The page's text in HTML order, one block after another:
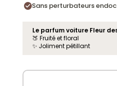
Sans perturbateurs
Le parfum voiture Fleur
🍑 Fruité et floral
✨ Joliment pétillant